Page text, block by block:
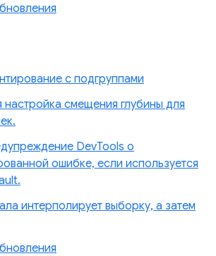
с подгруппами
настройка смещения глубины для
DevTools о
ошибке, если используется
интерполирует выборку, а затем